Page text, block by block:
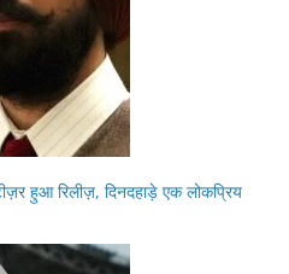
हुआ रिलीज़, दिनदहाड़े एक लोकप्रिय